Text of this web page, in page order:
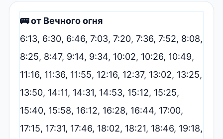
🚌 от Вечного огня
6:13, 6:30, 6:46, 7:03, 7:20, 7:36, 7:52, 8:08,
8:25, 8:47, 9:14, 9:34, 10:02, 10:26, 10:49,
11:16, 11:36, 11:55, 12:16, 12:37, 13:02, 13:25,
13:50, 14:11, 14:31, 14:53, 15:12, 15:25,
15:40, 15:58, 16:12, 16:28, 16:44, 17:00,
17:15, 17:31, 17:46, 18:02, 18:21, 18:46, 19:18,